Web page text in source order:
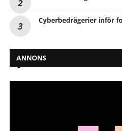
Cyberbedrägerier inför
ANNONS